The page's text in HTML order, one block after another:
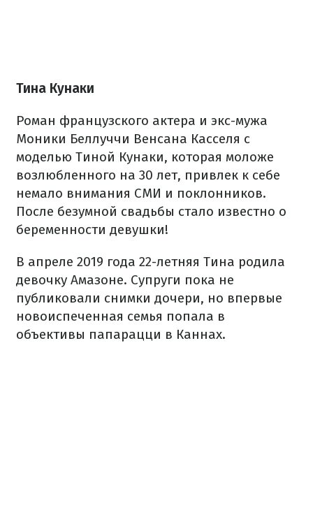
Тина Кунаки
Роман французского актера и экс-мужа
Моники Беллуччи Венсана Касселя с
моделью Тиной Кунаки, которая моложе
возлюбленного на 30 лет, привлек к себе
немало внимания СМИ и поклонников.
После безумной свадьбы стало известно о
беременности девушки!
В апреле 2019 года 22-летняя Тина родила
девочку Амазоне. Супруги пока не
публиковали снимки дочери, но впервые
новоиспеченная семья попала в
объективы папарацци в Каннах.